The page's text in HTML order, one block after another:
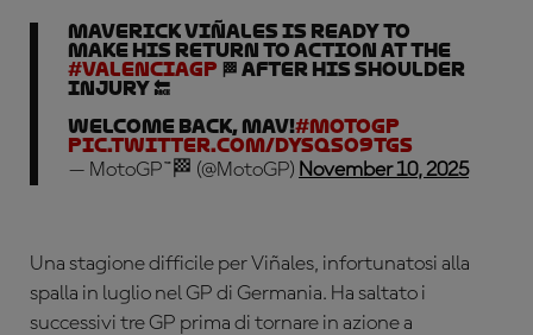
Maverick Viñales is ready to
make his return to action at the
#ValenciaGP 🏁 after his shoulder
injury 🔙
Welcome back, Mav!#MotoGP
pic.twitter.com/dysqsO9TGS
— MotoGP™🏁 (@MotoGP) November 10, 2025
Una stagione difficile per Viñales, infortunatosi alla
spalla in luglio nel GP di Germania. Ha saltato i
successivi tre GP prima di tornare in azione a